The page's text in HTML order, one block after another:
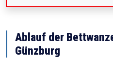
Ablauf der
Günzburg